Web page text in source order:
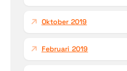
Oktober 2019
Februari 2019